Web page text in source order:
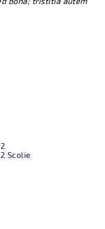
Scolie